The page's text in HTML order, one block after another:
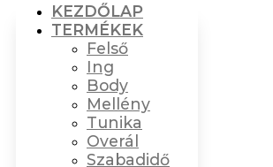
KEZDŐLAP
TERMÉKEK
Felső
Ing
Body
Mellény
Tunika
Overál
Szabadidő